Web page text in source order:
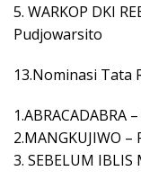
5. WARKOP DKI
Pudjowarsito
13.Nominasi Tata
1.ABRACADABRA
2.MANGKUJIWO –
3. SEBELUM